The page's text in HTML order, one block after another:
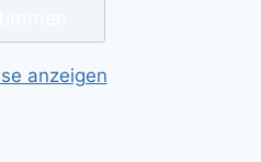
anzeigen